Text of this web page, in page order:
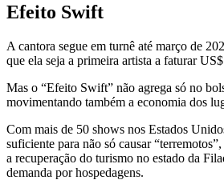
Efeito Swift
A cantora segue em turnê até março de
que ela seja a primeira artista a faturar
Mas o “Efeito Swift” não agrega só no
movimentando também a economia dos
Com mais de 50 shows nos Estados
suficiente para não só causar
a recuperação do turismo no estado da
demanda por hospedagens.